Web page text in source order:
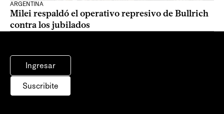
ARGENTINA
Milei respaldó el operativo represivo de Bullrich
contra los jubilados
Ingresar
Suscribite